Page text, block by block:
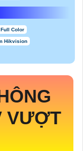
Color
Hikvision
VƯỢT